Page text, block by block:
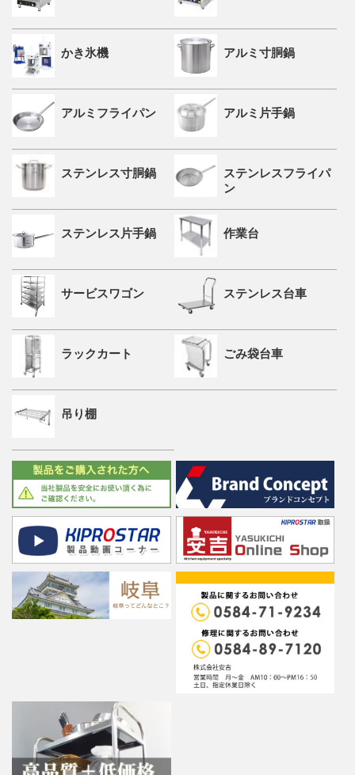
かき氷機 アルミ寸胴鍋
アルミフライパン アルミ片手鍋
ステンレス寸胴鍋
ステンレスフライパ
ン
ステンレス片手鍋 作業台
サービスワゴン ステンレス台車
ラックカート ごみ袋台車
吊り棚